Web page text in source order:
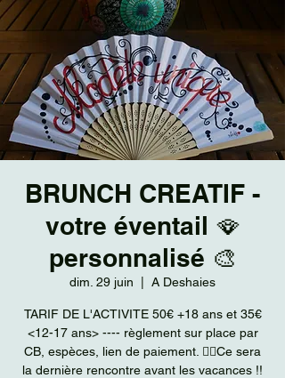
BRUNCH CREATIF -
votre éventail 🪭
personnalisé 🎨
dim. 29 juin A Deshaies
TARIF DE L'ACTIVITE 50€ +18 ans et 35€
<12-17 ans> ---- règlement sur place par
CB, espèces, lien de paiement. ☝🏾Ce sera
la dernière rencontre avant les vacances !!